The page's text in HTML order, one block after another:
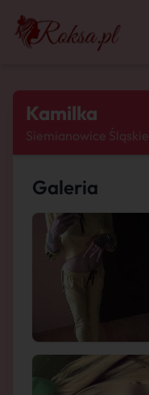
Kamilka
Siemianowice Śląskie
Galeria